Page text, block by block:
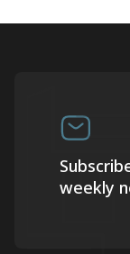
weekly